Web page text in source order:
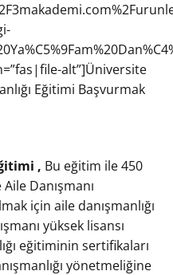
alt”]Üniversite
Eğitimi Başvurmak
, Bu eğitim ile 450
Danışmanı
için aile danışmanlığı
yüksek lisansı
eğitiminin sertifikaları
yönetmeliğine